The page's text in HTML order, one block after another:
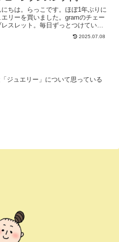
にちは。らっこです。ほぼ1年ぶりに
エリーを買いました。gramのチェー
レスレット。毎日ずっとつけていら
スキンジュエリー的なブレスレット
しくなりまして。シンプルだけど個
2025.07.08
ジュエリー」について思っている